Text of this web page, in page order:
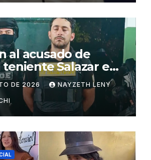
al acusado de
Salazar en
DE 2026 NAYZETH LENY